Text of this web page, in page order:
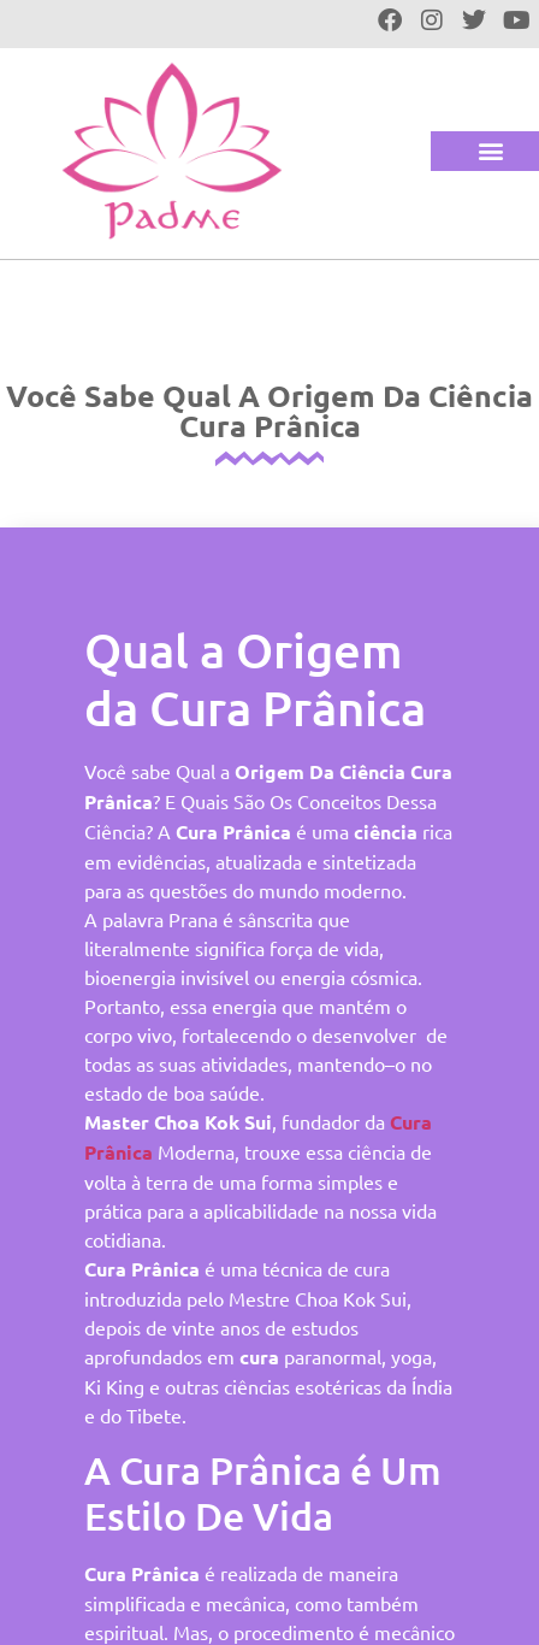
Você Sabe Qual A Origem Da Ciência
Cura Prânica
Qual a Origem
da Cura Prânica
Você sabe Qual a Origem Da Ciência Cura
Prânica? E Quais São Os Conceitos Dessa
Ciência? A Cura Prânica é uma ciência rica
em evidências, atualizada e sintetizada
para as questões do mundo moderno.
A palavra Prana é sânscrita que
literalmente significa força de vida,
bioenergia invisível ou energia cósmica.
Portanto, essa energia que mantém o
corpo vivo, fortalecendo o desenvolver de
todas as suas atividades, mantendo–o no
estado de boa saúde.
Master Choa Kok Sui, fundador da Cura
Prânica Moderna, trouxe essa ciência de
volta à terra de uma forma simples e
prática para a aplicabilidade na nossa vida
cotidiana.
Cura Prânica é uma técnica de cura
introduzida pelo Mestre Choa Kok Sui,
depois de vinte anos de estudos
aprofundados em cura paranormal, yoga,
Ki King e outras ciências esotéricas da Índia
e do Tibete.
A Cura Prânica é Um
Estilo De Vida
Cura Prânica é realizada de maneira
simplificada e mecânica, como também
espiritual. Mas, o procedimento é mecânico